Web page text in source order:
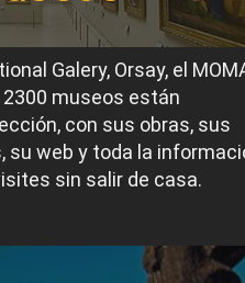
Galery, Orsay, el
2300 museos están
con sus obras, sus
su web y toda la
sin salir de casa.